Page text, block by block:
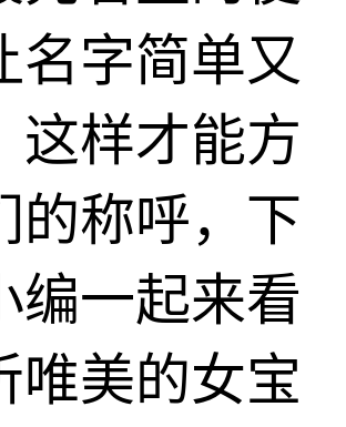
名字简单又
这样才能方
的称呼，下
编一起来看
唯美的女宝